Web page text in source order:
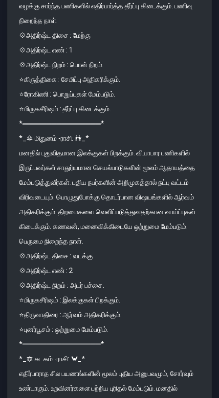
வழக்கு சார்ந்த பணிகளில் எதிர்பார்த்த தீர்ப்பு கிடைக்கும். பணிவு
நிறைந்த நாள்.
💠அதிர்ஷ்ட திசை : மேற்கு
💠அதிர்ஷ்ட எண் : 1
💠அதிர்ஷ்ட நிறம் : பொன் நிறம்.
⭐️கிருத்திகை : சேமிப்பு அதிகரிக்கும்.
⭐️ரோகிணி : பொறுப்புகள் மேம்படும்.
⭐️மிருகசீரிஷம் : தீர்ப்பு கிடைக்கும்.
*════════════════*
*_🔯 மிதுனம் -ராசி: 👫_*
மனதில் புதுவிதமான இலக்குகள் பிறக்கும். வியாபார பணிகளில்
இருப்பவர்கள் சாதுர்யமான செயல்பாடுகளின் மூலம் ஆதாயத்தை
மேம்படுத்துவீர்கள். புதிய நபர்களின் அறிமுகத்தால் நட்பு வட்டம்
விரிவடையும். பொழுதுபோக்கு தொடர்பான விஷயங்களில் ஆர்வம்
அதிகரிக்கும். திறமைகளை வெளிப்படுத்துவதற்கான வாய்ப்புகள்
கிடைக்கும். கணவன், மனைவிக்கிடையே ஒற்றுமை மேம்படும்.
பெருமை நிறைந்த நாள்.
💠அதிர்ஷ்ட திசை : வடக்கு
💠அதிர்ஷ்ட எண் : 2
💠அதிர்ஷ்ட நிறம் : அடர் பச்சை.
⭐️மிருகசீரிஷம் : இலக்குகள் பிறக்கும்.
⭐️திருவாதிரை : ஆர்வம் அதிகரிக்கும்.
⭐️புனர்பூசம் : ஒற்றுமை மேம்படும்.
*════════════════*
*_🔯 கடகம் -ராசி: 🦀_*
எதிர்பாராத சில பயணங்களின் மூலம் புதிய அனுபவமும், சோர்வும்
உண்டாகும். உறவினர்களை பற்றிய புரிதல் மேம்படும். மனதில்